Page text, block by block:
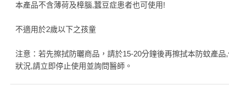
本產品不含薄荷及樟腦,蠶豆症患者也可使用!
不適用於2歲以下之孩童
注意：若先擦拭防曬商品，請於15-20分鐘後再擦拭本防蚊產品
狀況,請立即停止使用並詢問醫師。